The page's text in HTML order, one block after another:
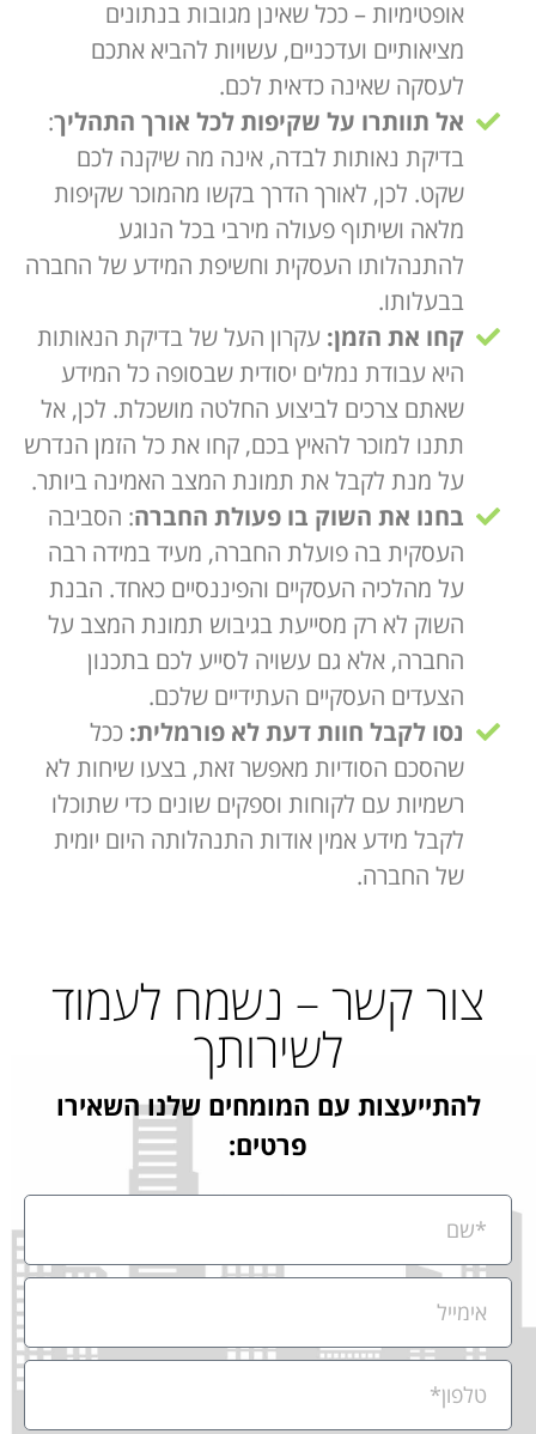
אופטימיות – ככל שאינן מגובות בנתונים
מציאותיים ועדכניים, עשויות להביא אתכם
לעסקה שאינה כדאית לכם.
אל תוותרו על שקיפות לכל אורך התהליך:
בדיקת נאותות לבדה, אינה מה שיקנה לכם
שקט. לכן, לאורך הדרך בקשו מהמוכר שקיפות
מלאה ושיתוף פעולה מירבי בכל הנוגע
להתנהלותו העסקית וחשיפת המידע של החברה
בבעלותו.
קחו את הזמן: עקרון העל של בדיקת הנאותות
היא עבודת נמלים יסודית שבסופה כל המידע
שאתם צרכים לביצוע החלטה מושכלת. לכן, אל
תתנו למוכר להאיץ בכם, קחו את כל הזמן הנדרש
על מנת לקבל את תמונת המצב האמינה ביותר.
בחנו את השוק בו פעולת החברה: הסביבה
העסקית בה פועלת החברה, מעיד במידה רבה
על מהלכיה העסקיים והפיננסיים כאחד. הבנת
השוק לא רק מסייעת בגיבוש תמונת המצב על
החברה, אלא גם עשויה לסייע לכם בתכנון
הצעדים העסקיים העתידיים שלכם.
נסו לקבל חוות דעת לא פורמלית: ככל
שהסכם הסודיות מאפשר זאת, בצעו שיחות לא
רשמיות עם לקוחות וספקים שונים כדי שתוכלו
לקבל מידע אמין אודות התנהלותה היום יומית
של החברה.
צור קשר – נשמח לעמוד
לשירותך
להתייעצות עם המומחים שלנו השאירו
פרטים: